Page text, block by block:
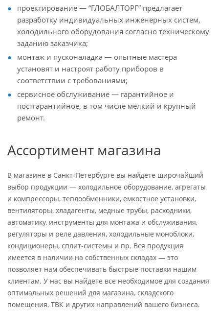
проектирование — “ГЛОБАЛТОРГ” предлагает
разработку индивидуальных инженерных систем,
холодильного оборудования согласно техническому
заданию заказчика;
монтаж и пусконаладка — опытные мастера
установят и настроят работу приборов в
соответствии с требованиями;
сервисное обслуживание — гарантийное и
постгарантийное, в том числе мелкий и крупный
ремонт.
Ассортимент магазина
В магазине в Санкт-Петербурге вы найдете широчайший
выбор продукции — холодильное оборудование, агрегаты
и компрессоры, теплообменники, емкостное установки,
вентиляторы, хладагенты, медные трубы, расходники,
автоматику, инструменты для монтажа и обслуживания,
регуляторы и реле давления, холодильные моноблоки,
кондиционеры, сплит-системы и пр. Вся продукция
имеется в наличии на собственных складах — это
позволяет нам обеспечивать быстрые поставки нашим
клиентам. У нас вы найдете все необходимое для создания
оптимальных решений для магазина, складского
помещения, ТВК и других направлений вашего бизнеса.